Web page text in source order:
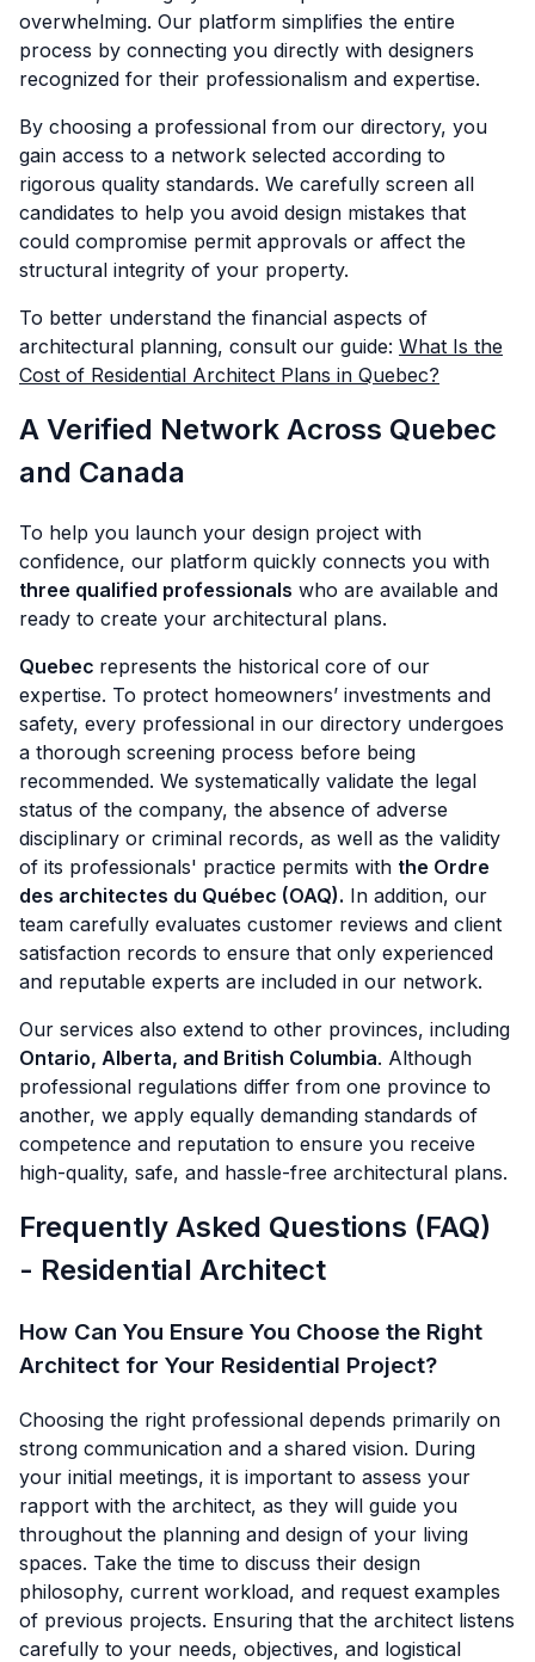
overwhelming. Our platform simplifies the entire
process by connecting you directly with designers
recognized for their professionalism and expertise.
By choosing a professional from our directory, you
gain access to a network selected according to
rigorous quality standards. We carefully screen all
candidates to help you avoid design mistakes that
could compromise permit approvals or affect the
structural integrity of your property.
To better understand the financial aspects of
architectural planning, consult our guide: What Is the
Cost of Residential Architect Plans in Quebec?
A Verified Network Across Quebec
and Canada
To help you launch your design project with
confidence, our platform quickly connects you with
three qualified professionals who are available and
ready to create your architectural plans.
Quebec represents the historical core of our
expertise. To protect homeowners’ investments and
safety, every professional in our directory undergoes
a thorough screening process before being
recommended. We systematically validate the legal
status of the company, the absence of adverse
disciplinary or criminal records, as well as the validity
of its professionals' practice permits with the Ordre
des architectes du Québec (OAQ). In addition, our
team carefully evaluates customer reviews and client
satisfaction records to ensure that only experienced
and reputable experts are included in our network.
Our services also extend to other provinces, including
Ontario, Alberta, and British Columbia. Although
professional regulations differ from one province to
another, we apply equally demanding standards of
competence and reputation to ensure you receive
high-quality, safe, and hassle-free architectural plans.
Frequently Asked Questions (FAQ)
- Residential Architect
How Can You Ensure You Choose the Right
Architect for Your Residential Project?
Choosing the right professional depends primarily on
strong communication and a shared vision. During
your initial meetings, it is important to assess your
rapport with the architect, as they will guide you
throughout the planning and design of your living
spaces. Take the time to discuss their design
philosophy, current workload, and request examples
of previous projects. Ensuring that the architect listens
carefully to your needs, objectives, and logistical